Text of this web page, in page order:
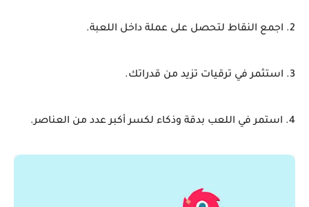
2. اجمع النقاط لتحصل على عملة داخل اللعبة.
3. استثمر في ترقيات تزيد من قدراتك.
4. استمر في اللعب بدقة وذكاء لكسر أكبر عدد من العناصر.